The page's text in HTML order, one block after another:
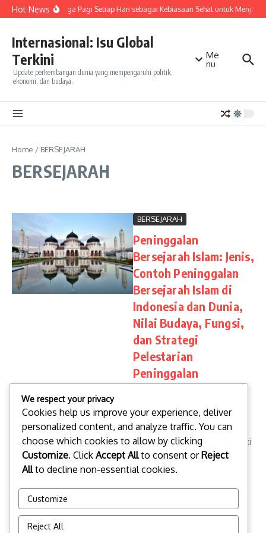
Skip to content
Hot NewsOlahraga Pagi Setiap Hari sebagai Kebiasaan Sehat untuk
Internasional: Isu Global
Terkini
Update perkembangan dunia yang mempengaruhi politik,
ekonomi, dan budaya.
Me
nu
Home / BERSEJARAH
BERSEJARAH
BERSEJARAH
Peninggalan
Bersejarah Islam: Jenis,
Contoh Peninggalan
Bersejarah Islam di
Indonesia dan Dunia,
Nilai Budaya, Fungsi,
dan Strategi
Pelestarian
Peninggalan
adalah warisan budaya,
arsitektur, dan artefak dari
peradaban Islam yang memiliki
nilai sejarah, budaya, dan
keagamaan tinggi. Artikel ini
bu...
topbusinessinsight
September 8, 2025
We respect your privacy
Cookies help us improve your experience, deliver
personalized content, and analyze traffic. You can
choose which cookies to allow by clicking
Customize. Click Accept Allto consent orReject
Allto decline non-essential cookies.
Customize
Reject All